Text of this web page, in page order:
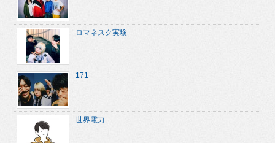
ロマネスク実験
171
世界電力